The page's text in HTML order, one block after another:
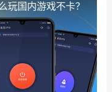
玩国内游戏不卡？